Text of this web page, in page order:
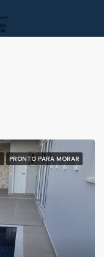
PRONTO PARA MORAR